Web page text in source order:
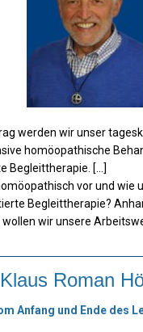
werden wir unser
homöopathische
Begleittherapie. [...]
vor und wie
Begleittherapie?
wir unsere
Roman
Anfang und Ende des